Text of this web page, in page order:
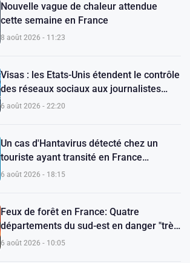
Nouvelle vague de chaleur attendue
cette semaine en France
8 août 2026 - 11:23
Visas : les Etats-Unis étendent le contrôle
des réseaux sociaux aux journalistes
étrangers
6 août 2026 - 22:20
Un cas d'Hantavirus détecté chez un
touriste ayant transité en France
(ministère)
6 août 2026 - 18:15
Feux de forêt en France: Quatre
départements du sud-est en danger "très
élevé"
6 août 2026 - 10:05